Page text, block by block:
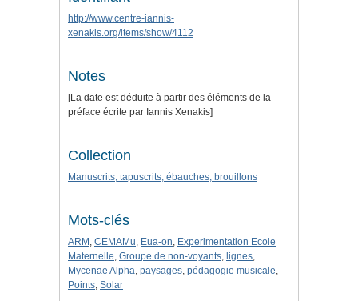
http://www.centre-iannis-
xenakis.org/items/show/4112
Notes
[La date est déduite à partir des éléments de la
préface écrite par Iannis Xenakis]
Collection
Manuscrits, tapuscrits, ébauches, brouillons
Mots-clés
ARM , CEMAMu, Eua-on, Experimentation Ecole
Maternelle, Groupe de non-voyants, lignes,
Mycenae Alpha, paysages, pédagogie musicale,
Points, Solar